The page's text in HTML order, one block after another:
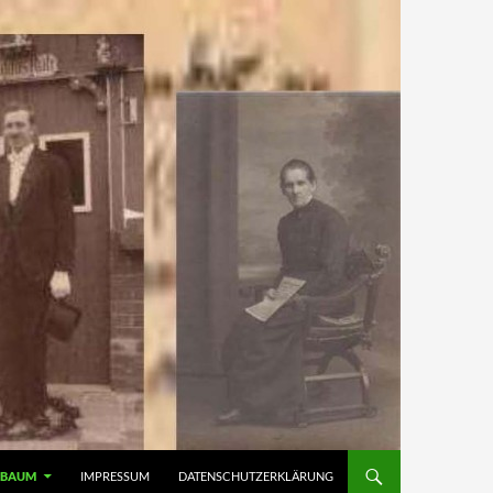
IMPRESSUM DATENSCHUTZERKLÄRUNG